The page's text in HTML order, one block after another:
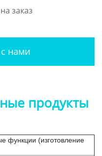
заказ
нами
продукты
функции (изготовление